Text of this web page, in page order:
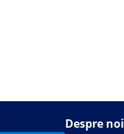
Despre noi